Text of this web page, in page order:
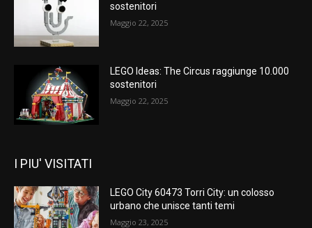
sostenitori
Maggio 22, 2025
LEGO Ideas: The Circus raggiunge 10.000
sostenitori
Maggio 22, 2025
I PIU' VISITATI
LEGO City 60473 Torri City: un colosso
urbano che unisce tanti temi
Maggio 23, 2025